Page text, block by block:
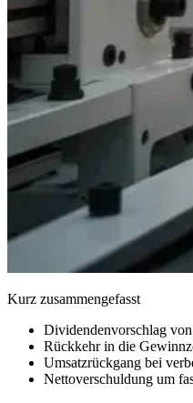
Kurz zusammengefasst
Dividendenvorschlag
Rückkehr in die
Umsatzrückgang bei
Nettoverschuldung um